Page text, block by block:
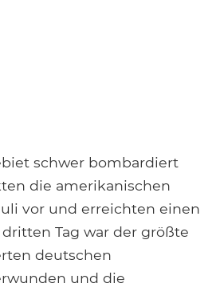
schwer bombardiert
die amerikanischen
vor und erreichten einen
Tag war der größte
deutschen
und die